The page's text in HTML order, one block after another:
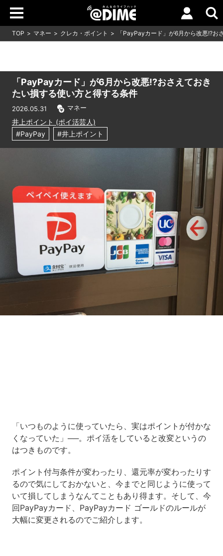
TOP マネー クレカ・ポイント 「PayPayカード」が6月から改悪!?
「PayPayカード」が6月から改悪!?おさえておき
たい損する使い方と得する条件
2026.05.31 マネー
井上ポイント (ポイ活芸人)
#PayPay
#井上ポイント
「いつものように使っていたら、実はポイントが付かな
くなっていた」──。ポイ活をしていると改変というの
はつきものです。
ポイント付与条件が変わったり、還元率が変わったりす
るので気にしておかないと、今までと同じように使って
いて損してしまうなんてこともあり得ます。そして、今
回PayPayカード、PayPayカード ゴールドのルールが
大幅に変更されるのでご紹介します。